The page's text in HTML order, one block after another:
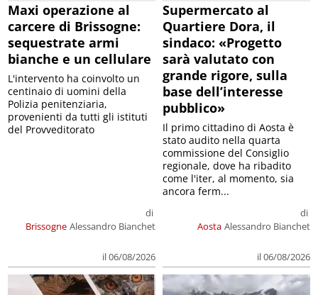
Maxi operazione al
carcere di Brissogne:
sequestrate armi
bianche e un cellulare
Brissogne
di
Alessandro Bianchet
il 06/08/2026
L'intervento ha coinvolto un
centinaio di uomini della
Polizia penitenziaria,
provenienti da tutti gli istituti
del Provveditorato
Supermercato al
Quartiere Dora, il
sindaco: «Progetto
sarà valutato con
grande rigore, sulla
base dell’interesse
pubblico»
Aosta
di
Alessandro Bianchet
il 06/08/2026
Il primo cittadino di Aosta è
stato audito nella quarta
commissione del Consiglio
regionale, dove ha ribadito
come l'iter, al momento, sia
ancora ferm...